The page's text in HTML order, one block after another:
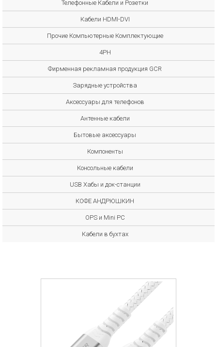
Телефонные Кабели и Розетки
Кабели HDMI-DVI
Прочие Компьютерные Комплектующие
4PH
Фирменная рекламная продукция GCR
Зарядные устройства
Аксессуары для телефонов
Антенные кабели
Бытовые аксессуары
Компоненты
Консольные кабели
USB Хабы и док-станции
КОФЕ АНДРЮШКИН
OPS и Mini PC
Кабели в бухтах